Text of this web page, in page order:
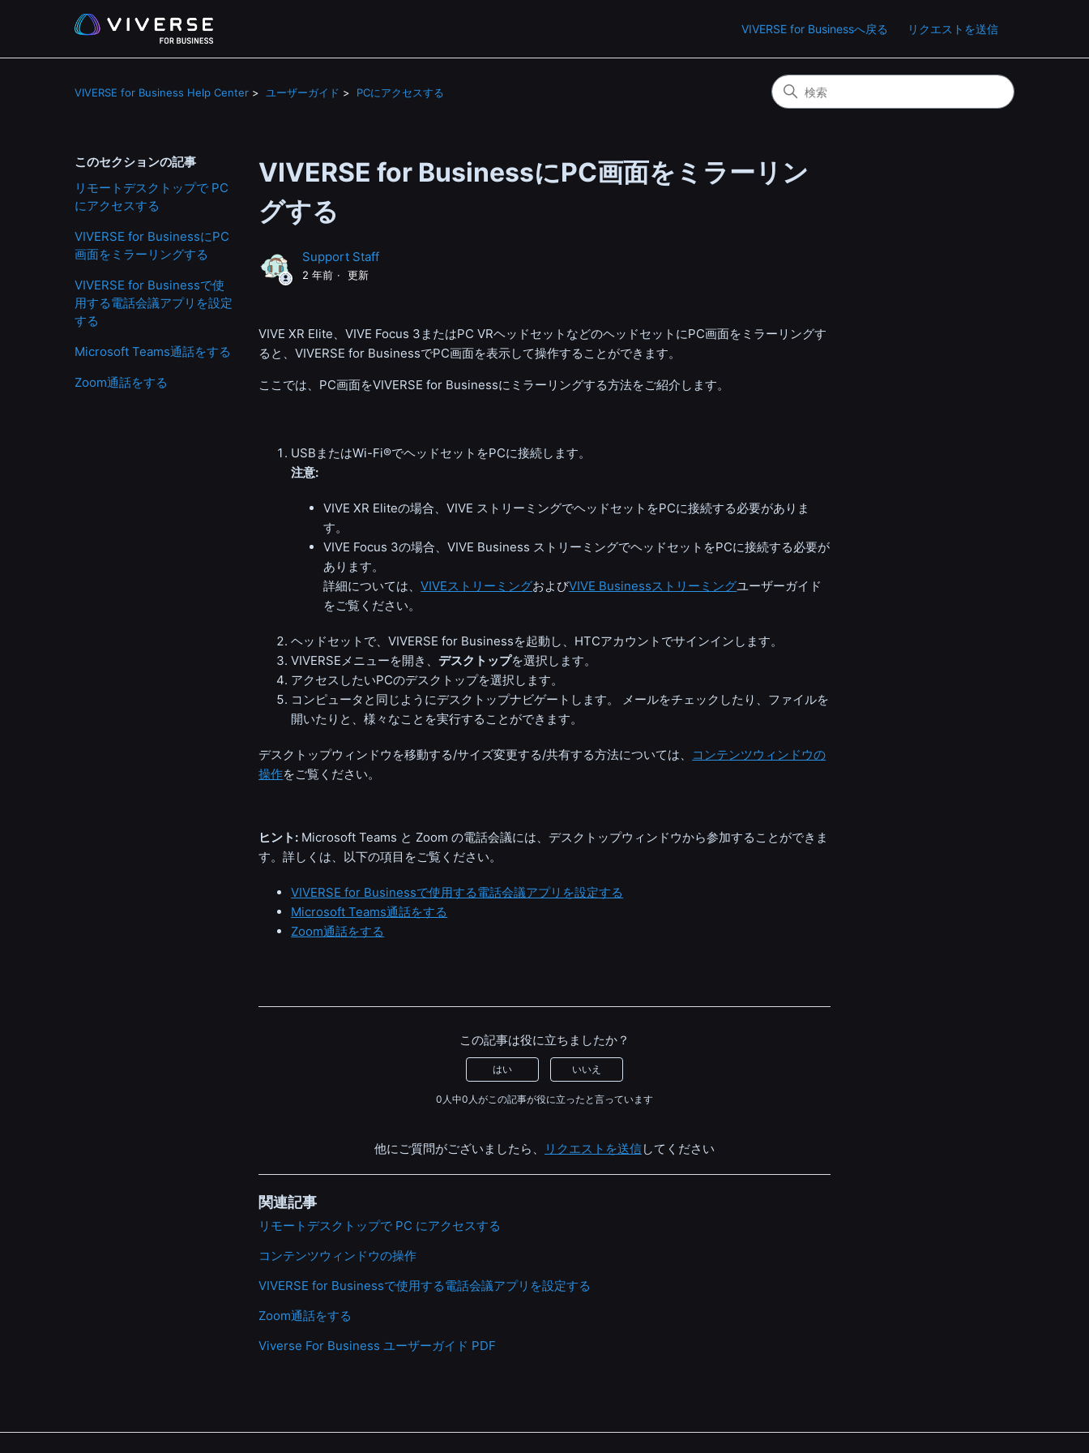
VIVERSE for Businessへ戻る リクエストを送信
VIVERSE for Business Help Center ユーザーガイド PCにアクセスする
このセクションの記事
リモートデスクトップで PC
にアクセスする
VIVERSE for BusinessにPC
画面をミラーリングする
VIVERSE for Businessで使
用する電話会議アプリを設定
する
Microsoft Teams通話をする
Zoom通話をする
VIVERSE for BusinessにPC画面をミラーリン
グする
Support Staff
2 年前 更新
VIVE XR Elite、VIVE Focus 3 またはPC VRヘッドセットなどのヘッドセットにPC画面をミラーリングす
ると、VIVERSE for BusinessでPC画面を表示して操作することができます。
ここでは、PC画面をVIVERSE for Businessにミラーリングする方法をご紹介します。
USBまたはWi‍-Fi®でヘッドセットをPCに接続します。
注意:
VIVE XR Eliteの場合、VIVE ストリーミングでヘッドセットをPCに接続する必要がありま
す。
VIVE Focus 3の場合、VIVE Business ストリーミングでヘッドセットをPCに接続する必要が
あります。
詳細については、VIVEストリーミングおよびVIVE Businessストリーミングユーザーガイド
をご覧ください。
ヘッドセットで、VIVERSE for Businessを起動し、HTCアカウントでサインインします。
VIVERSEメニューを開き、デスクトップを選択します。
アクセスしたいPCのデスクトップを選択します。
コンピュータと同じようにデスクトップナビゲートします。 メールをチェックしたり、ファイルを
開いたりと、様々なことを実行することができます。
デスクトップウィンドウを移動する/サイズ変更する/共有する方法については、 コンテンツウィンドウの
操作をご覧ください。
ヒント: Microsoft Teams と Zoom の電話会議には、 デスクトップウィンドウから参加することができま
す。詳しくは、以下の項目をご覧ください。
VIVERSE for Businessで使用する電話会議アプリを設定する
Microsoft Teams通話をする
Zoom通話をする
この記事は役に立ちましたか？
はい いいえ
0人中0人がこの記事が役に立ったと言っています
他にご質問がございましたら、 リクエストを送信してください
関連記事
リモートデスクトップで PC にアクセスする
コンテンツウィンドウの操作
VIVERSE for Businessで使用する電話会議アプリを設定する
Zoom通話をする
Viverse For Business ユーザーガイド PDF